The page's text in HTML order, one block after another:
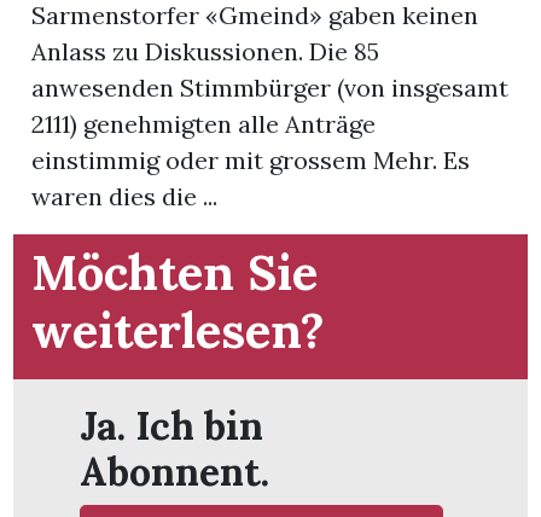
Newsletter
Sarmenstorfer «Gmeind» gaben keinen
Anlass zu Diskussionen. Die 85
anwesenden Stimmbürger (von insgesamt
2111) genehmigten alle Anträge
einstimmig oder mit grossem Mehr. Es
waren dies die ...
Möchten Sie
weiterlesen?
Ja. Ich bin
Abonnent.